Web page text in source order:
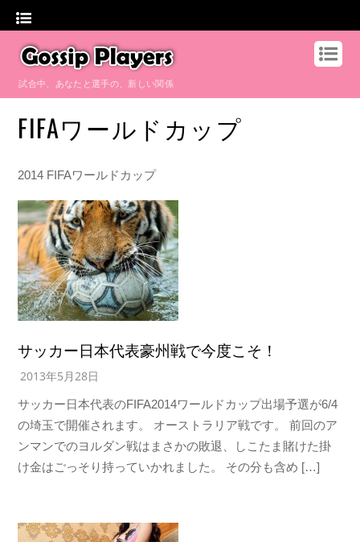
試合中、あなたと選手の、新しい関係
FIFAワールドカップ
2014 FIFAワールドカップ
サッカー日本代表豪州戦で今度こそ！
2013年5月28日
サッカー日本代表のFIFA2014ワールドカップ出場予選が6/4
の埼玉で開催されます。 オーストラリア戦です。 前回のア
ンマンでのヨルダン戦はまさかの敗退、しこたま賭けた掛
け金はごっそり持っていかれました。 その分も含め […]